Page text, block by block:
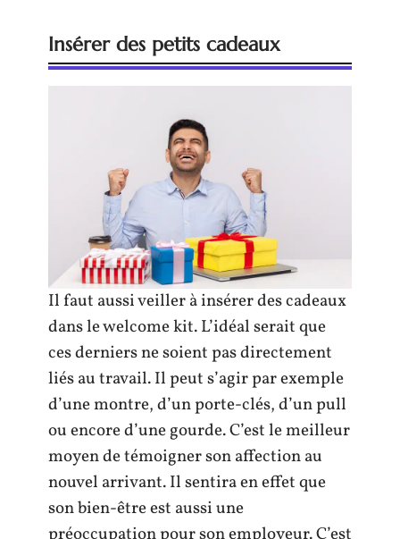
Insérer des petits cadeaux
Il faut aussi veiller à insérer des cadeaux
dans le welcome kit. L’idéal serait que
ces derniers ne soient pas directement
liés au travail. Il peut s’agir par exemple
d’une montre, d’un porte-clés, d’un pull
ou encore d’une gourde. C’est le meilleur
moyen de témoigner son affection au
nouvel arrivant. Il sentira en effet que
son bien-être est aussi une
préoccupation pour son employeur. C’est